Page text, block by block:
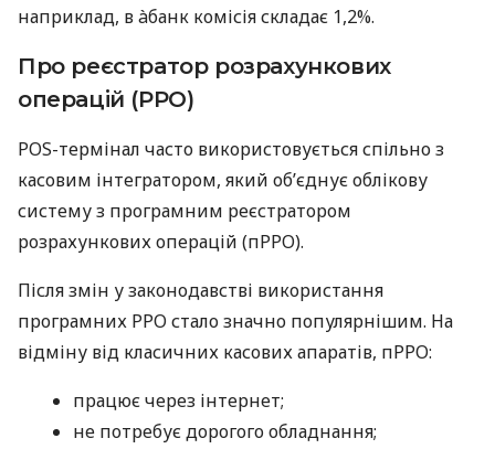
наприклад, в àбанк комісія складає 1,2%.
Про реєстратор розрахункових
операцій (РРО)
POS-термінал часто використовується спільно з
касовим інтегратором, який об’єднує облікову
систему з програмним реєстратором
розрахункових операцій (пРРО).
Після змін у законодавстві використання
програмних РРО стало значно популярнішим. На
відміну від класичних касових апаратів, пРРО:
працює через інтернет;
не потребує дорогого обладнання;